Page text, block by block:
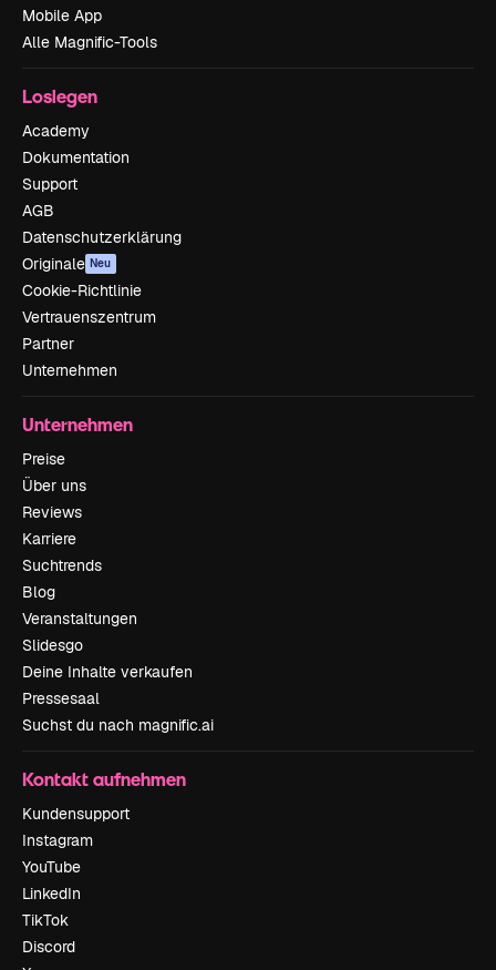
Mobile App
Alle Magnific-Tools
Loslegen
Academy
Dokumentation
Support
AGB
Datenschutzerklärung
Originale Neu
Cookie-Richtlinie
Vertrauenszentrum
Partner
Unternehmen
Unternehmen
Preise
Über uns
Reviews
Karriere
Suchtrends
Blog
Veranstaltungen
Slidesgo
Deine Inhalte verkaufen
Pressesaal
Suchst du nach magnific.ai
Kontakt aufnehmen
Kundensupport
Instagram
YouTube
LinkedIn
TikTok
Discord